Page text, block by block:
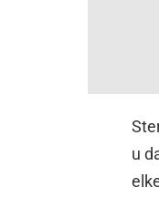
u